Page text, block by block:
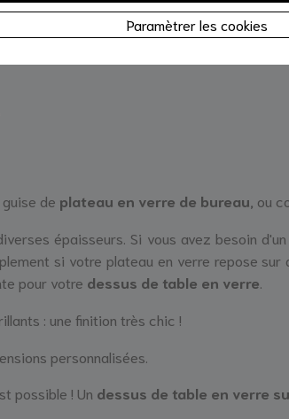
Paramètrer les cookies
de plateau en verre de bureau, ou
épaisseurs. Si vous avez besoin d'un
si votre plateau en verre repose
pour votre dessus de table en verre
: une finition très chic !
personnalisées.
possible ! Un dessus de table en verre